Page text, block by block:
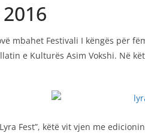
mbahet Festivali I këngës për
e Kulturës Asim Vokshi. Në
Fest”, këtë vit vjen me